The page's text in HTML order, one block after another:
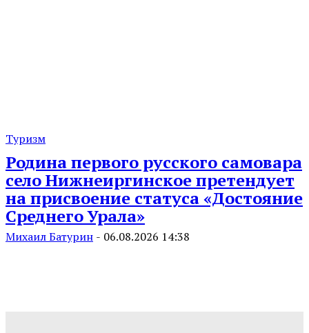
Туризм
Родина первого русского самовара
село Нижнеиргинское претендует
на присвоение статуса «Достояние
Среднего Урала»
Михаил Батурин - 06.08.2026 14:38